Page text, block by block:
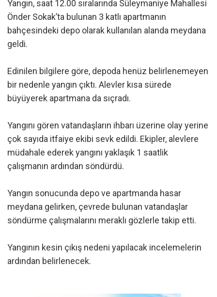
Yangın, saat 12.00 sıralarında Süleymaniye Mahallesi
Önder Sokak’ta bulunan 3 katlı apartmanın
bahçesindeki depo olarak kullanılan alanda meydana
geldi.
Edinilen bilgilere göre, depoda henüz belirlenemeyen
bir nedenle yangın çıktı. Alevler kısa sürede
büyüyerek apartmana da sıçradı.
Yangını gören vatandaşların ihbarı üzerine olay yerine
çok sayıda itfaiye ekibi sevk edildi. Ekipler, alevlere
müdahale ederek yangını yaklaşık 1 saatlik
çalışmanın ardından söndürdü.
Yangın sonucunda depo ve apartmanda hasar
meydana gelirken, çevrede bulunan vatandaşlar
söndürme çalışmalarını meraklı gözlerle takip etti.
Yangının kesin çıkış nedeni yapılacak incelemelerin
ardından belirlenecek.